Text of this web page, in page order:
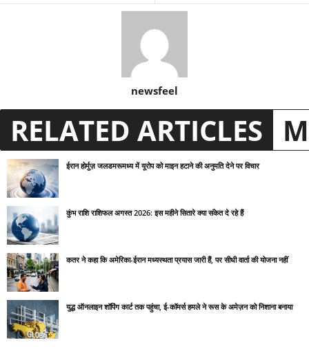
newsfeel
RELATED ARTICLES
ईरान होर्मुज़ जलडमरूमध्य में यूरोप को माइन हटाने की अनुमति देने पर विचार
कुंभ राशि राशिफल अगस्त 2026: इस महीने सितारे क्या संकेत दे रहे हैं
कतर ने कहा कि अमेरिका-ईरान मध्यस्थता प्रयास जारी हैं, पर सीधी वार्ता की योजना नहीं
युद्ध ऑनलाइन शॉपिंग कार्ट तक पहुंचा, ई-कॉमर्स हमले ने रूस के अमेज़न को निशाना बनाया